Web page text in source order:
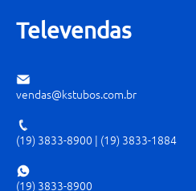
Televendas
vendas@kstubos.com.br
(19) 3833-8900 | (19) 3833-1884
(19) 3833-8900